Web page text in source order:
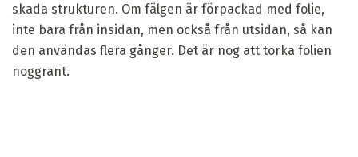
skada strukturen. Om fälgen är förpackad med folie,
inte bara från insidan, men också från utsidan, så kan
den användas flera gånger. Det är nog att torka folien
noggrant.